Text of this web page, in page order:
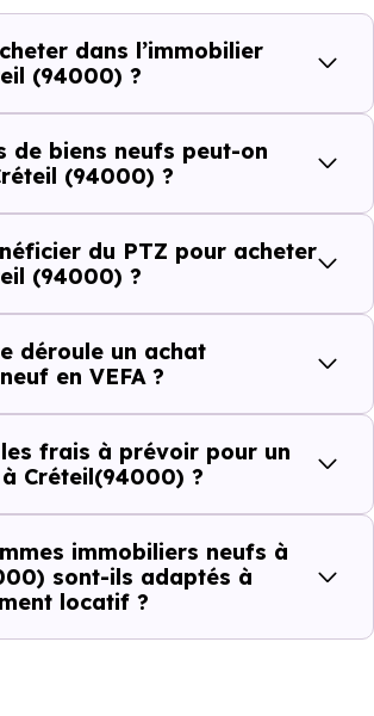
professions médicales et 89
Des équipements du quotidien
d'arguments concrets pour habiter
commune.
un logement à Créteil
question. Voici les repères de
pour un achat immobilier à Créteil
minimum
moyen
maximum
dans l’immobilier
(94000) ?
de biens neufs peut-on
(94000) ?
du PTZ pour acheter
(94000) ?
déroule un achat
en VEFA ?
frais à prévoir pour un
Créteil(94000) ?
immobiliers neufs à
sont-ils adaptés à
locatif ?